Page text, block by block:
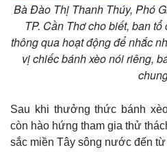
Bà Đào Thị Thanh Thúy, Phó
TP. Cần Thơ cho biết, ban
thông qua hoạt động để nhắc
vị chiếc bánh xèo nói riêng,
Sau khi thưởng thức bánh
còn hào hứng tham gia thử
sắc miền Tây sông nước đến